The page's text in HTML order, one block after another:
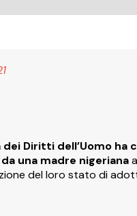
Diritti dell’Uomo ha
una madre nigeriana
del loro stato di